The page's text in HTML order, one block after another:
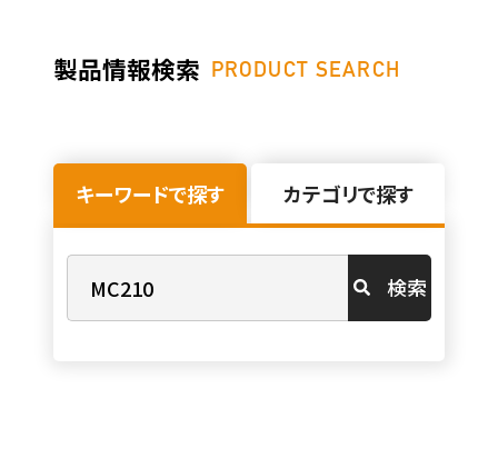
製品情報検索 PRODUCT SEARCH
キーワードで探す カテゴリで探す
検索